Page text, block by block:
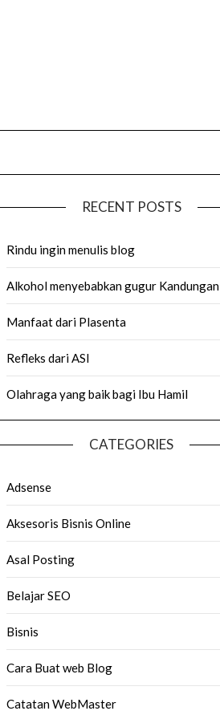
RECENT POSTS
Rindu ingin menulis blog
Alkohol menyebabkan gugur Kandungan
Manfaat dari Plasenta
Refleks dari ASI
Olahraga yang baik bagi Ibu Hamil
CATEGORIES
Adsense
Aksesoris Bisnis Online
Asal Posting
Belajar SEO
Bisnis
Cara Buat web Blog
Catatan WebMaster